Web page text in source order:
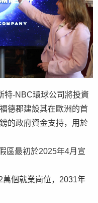
-NBC環球公司將投資
德郡建設其在歐洲的首
的政府資金支持，用於
區最初於2025年4月宣
個就業崗位，2031年